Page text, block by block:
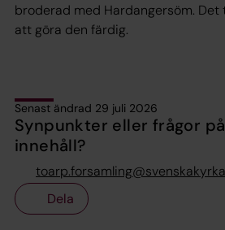
broderad med Hardangersöm.
att göra den färdig.
Senast ändrad 29 juli 2026
Synpunkter eller frågor
innehåll?
Dela